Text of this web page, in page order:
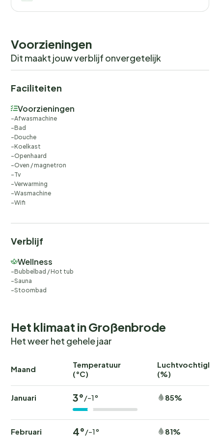
set kost. Maximaal twee huisdieren zijn van harte
Voorzieningen
Dit maakt jouw verblijf onvergetelijk
Faciliteiten
Voorzieningen
Afwasmachine
Bad
Douche
Koelkast
Openhaard
Oven / magnetron
Tv
Verwarming
Wasmachine
Wifi
Verblijf
Wellness
Bubbelbad / Hot tub
Sauna
Stoombad
Het klimaat in Großenbrode
Het weer het gehele jaar
Maand
Temperatuur
(°C)
(%)
Januari 3°/-1° 85%
Februari 4°/-1° 81%